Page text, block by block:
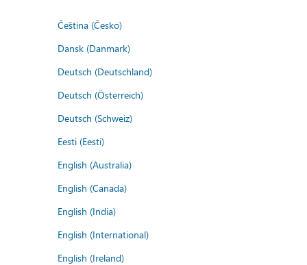
Čeština (Česko)
Dansk (Danmark)
Deutsch (Deutschland)
Deutsch (Österreich)
Deutsch (Schweiz)
Eesti (Eesti)
English (Australia)
English (Canada)
English (India)
English (International)
English (Ireland)